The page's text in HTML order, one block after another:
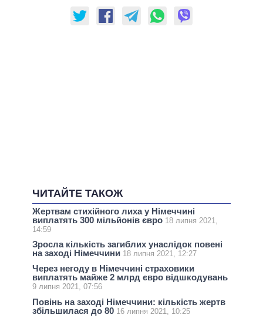
ЧИТАЙТЕ ТАКОЖ
Жертвам стихійного лиха у Німеччині
виплатять 300 мільйонів євро 18 липня 2021,
14:59
Зросла кількість загиблих унаслідок повені
на заході Німеччини 18 липня 2021, 12:27
Через негоду в Німеччині страховики
виплатять майже 2 млрд євро відшкодувань
9 липня 2021, 07:56
Повінь на заході Німеччини: кількість жертв
збільшилася до 80 16 липня 2021, 10:25